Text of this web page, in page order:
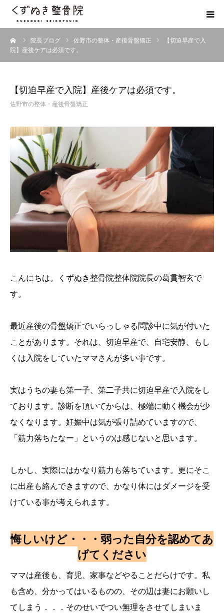
院長ブログ 佐野市の整体・産後骨盤矯正
【切迫早産で入
院】産後ケアは必須です。
【切迫早産で入院】産後ケアは必須です。
佐野市の整体・産後骨盤矯正
こんにちは。くずぬき整骨院整体院院長の葛貫智玄で
す。
最近産後の骨盤矯正でいらっしゃる問診中に気が付いた
ことがあります。それは、切迫早産で、自宅安静、もし
くは入院をしていたママさんが多い事です。
実はうちの妻も第一子、第二子共に切迫早産で入院をし
ております。診断を頂いてからは、極端に動く機会が少
なくなります。妊娠中は気が張り詰めていますので、
「筋力落ちたなー」というのは感じないと思います。
しかし、実際にはかなり筋力も落ちています。更にそこ
に出産も絡んできますので、かなり体にはダメージを受
けている事が考えられます。
悔しいけど・・・弱った自分を認めてあ
げてください
ママは産後も、育児、家事などやることだらけです。私
も含め、分かってはいるものの、その辺は妻にお願いし
てしまう．．．そのせいでつい無理をさせてしまいま
初めての方へ
整体院Q＆A
お客様の声
院長ブログ
佐野市の交通事故治療 整骨院